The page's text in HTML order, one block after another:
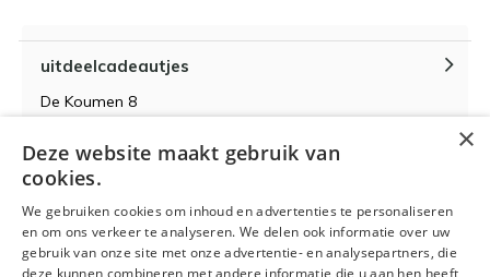
uitdeelcadeautjes
De Koumen 8
KvK-nummer 14087571
BTW-nummer NL 815399145 B01
×
Deze website maakt gebruik van
cookies.
We gebruiken cookies om inhoud en advertenties te personaliseren
en om ons verkeer te analyseren. We delen ook informatie over uw
gebruik van onze site met onze advertentie- en analysepartners, die
deze kunnen combineren met andere informatie die u aan hen heeft